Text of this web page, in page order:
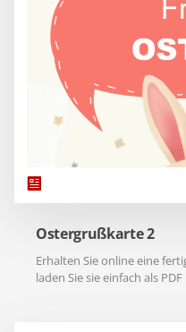
Ostergrußkarte 2
Erhalten Sie online eine
laden Sie sie einfach als